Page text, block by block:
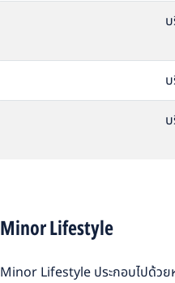
Minor Lifestyle
Minor Lifestyle ประกอบไปด้วย